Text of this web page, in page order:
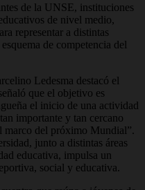
de la UNSE, instituciones
de nivel medio,
representar a distintas
de competencia del
Ledesma destacó el
que el objetivo es
el inicio de una actividad
importante y tan cercano
marco del próximo Mundial”.
junto a distintas áreas
educativa, impulsa un
social y educativa.